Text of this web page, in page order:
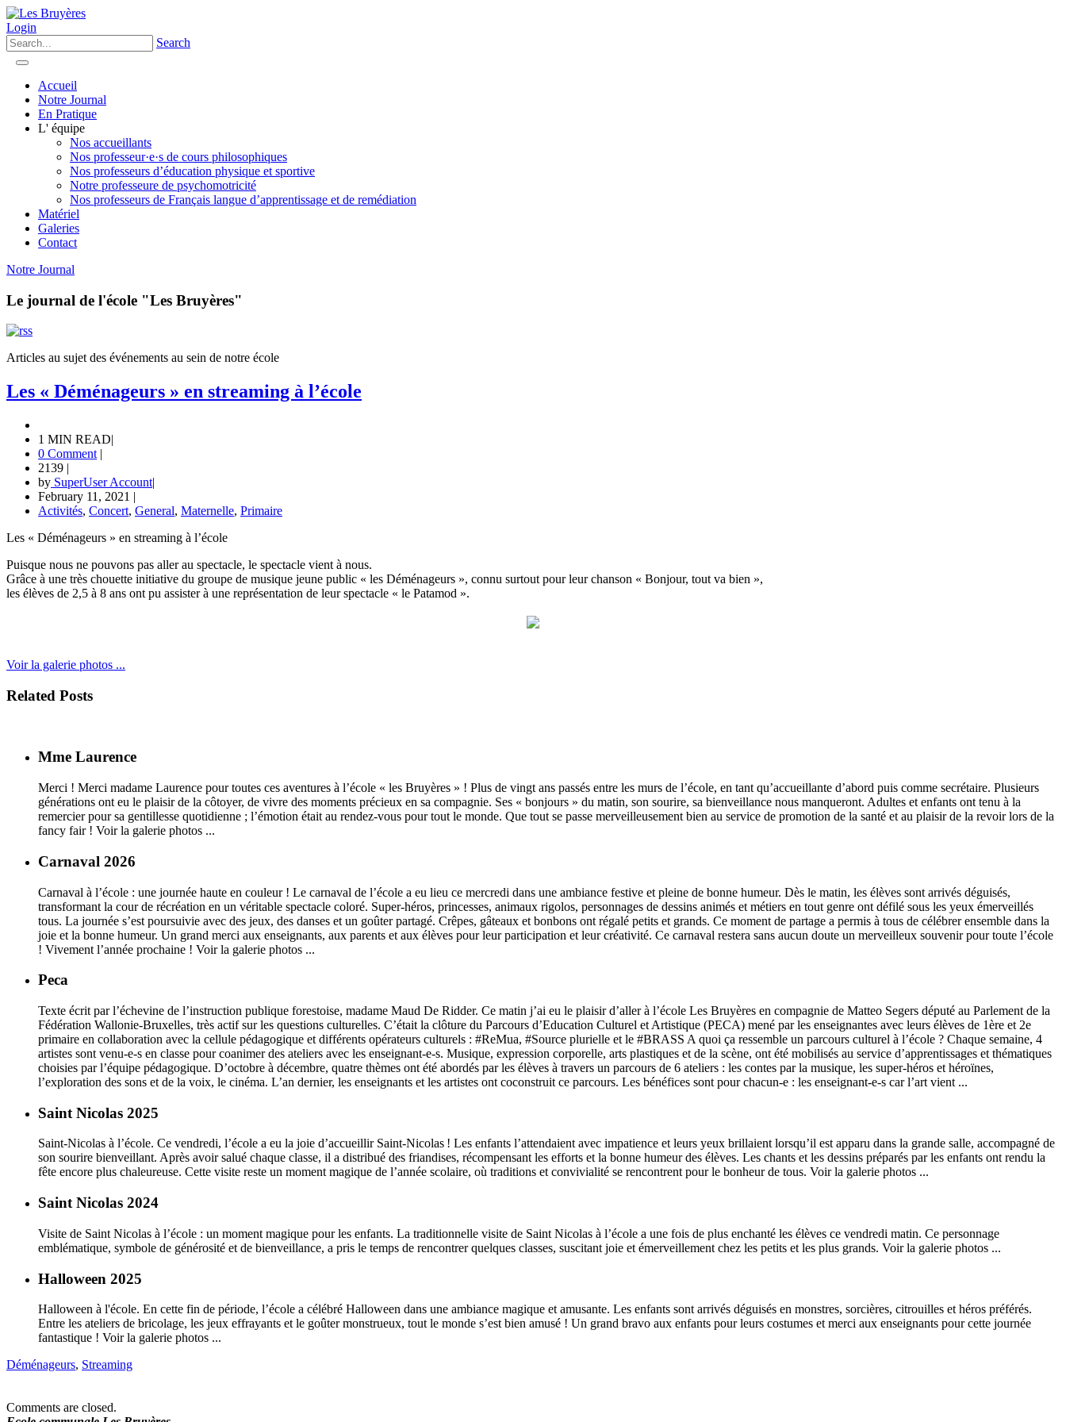
Login
Search
Accueil
Notre Journal
En Pratique
L' équipe
Nos accueillants
Nos professeur·e·s de cours philosophiques
Nos professeurs d’éducation physique et sportive
Notre professeure de psychomotricité
Nos professeurs de Français langue d’apprentissage et de remédiation
Matériel
Galeries
Contact
Notre Journal
Le journal de l'école "Les Bruyères"
Articles au sujet des événements au sein de notre école
Les « Déménageurs » en streaming à l’école
1 MIN READ|
0 Comment |
2139 |
by SuperUser Account|
February 11, 2021 |
Activités, Concert, General, Maternelle, Primaire
Les « Déménageurs » en streaming à l’école
Puisque nous ne pouvons pas aller au spectacle, le spectacle vient à nous.
Grâce à une très chouette initiative du groupe de musique jeune public « les Déménageurs », connu surtout pour leur chanson « Bonjour, tout va bien »,
les élèves de 2,5 à 8 ans ont pu assister à une représentation de leur spectacle « le Patamod ».
Voir la galerie photos ...
Related Posts
Mme Laurence
Merci ! Merci madame Laurence pour toutes ces aventures à l’école « les Bruyères » ! Plus de vingt ans passés entre les murs de l’école, en tant qu’accueillante d’abord puis comme secrétaire. Plusieurs
générations ont eu le plaisir de la côtoyer, de vivre des moments précieux en sa compagnie. Ses « bonjours » du matin, son sourire, sa bienveillance nous manqueront. Adultes et enfants ont tenu à la
remercier pour sa gentillesse quotidienne ; l’émotion était au rendez-vous pour tout le monde. Que tout se passe merveilleusement bien au service de promotion de la santé et au plaisir de la revoir lors de la
fancy fair ! Voir la galerie photos ...
Carnaval 2026
Carnaval à l’école : une journée haute en couleur ! Le carnaval de l’école a eu lieu ce mercredi dans une ambiance festive et pleine de bonne humeur. Dès le matin, les élèves sont arrivés déguisés,
transformant la cour de récréation en un véritable spectacle coloré. Super-héros, princesses, animaux rigolos, personnages de dessins animés et métiers en tout genre ont défilé sous les yeux émerveillés
tous. La journée s’est poursuivie avec des jeux, des danses et un goûter partagé. Crêpes, gâteaux et bonbons ont régalé petits et grands. Ce moment de partage a permis à tous de célébrer ensemble dans la
joie et la bonne humeur. Un grand merci aux enseignants, aux parents et aux élèves pour leur participation et leur créativité. Ce carnaval restera sans aucun doute un merveilleux souvenir pour toute l’école
! Vivement l’année prochaine ! Voir la galerie photos ...
Peca
Texte écrit par l’échevine de l’instruction publique forestoise, madame Maud De Ridder. Ce matin j’ai eu le plaisir d’aller à l’école Les Bruyères en compagnie de Matteo Segers député au Parlement de la
Fédération Wallonie-Bruxelles, très actif sur les questions culturelles. C’était la clôture du Parcours d’Education Culturel et Artistique (PECA) mené par les enseignantes avec leurs élèves de 1ère et 2e
primaire en collaboration avec la cellule pédagogique et différents opérateurs culturels : #ReMua, #Source plurielle et le #BRASS A quoi ça ressemble un parcours culturel à l’école ? Chaque semaine, 4
artistes sont venu-e-s en classe pour coanimer des ateliers avec les enseignant-e-s. Musique, expression corporelle, arts plastiques et de la scène, ont été mobilisés au service d’apprentissages et thématiques
choisies par l’équipe pédagogique. D’octobre à décembre, quatre thèmes ont été abordés par les élèves à travers un parcours de 6 ateliers : les contes par la musique, les super-héros et héroïnes,
l’exploration des sons et de la voix, le cinéma. L’an dernier, les enseignants et les artistes ont coconstruit ce parcours. Les bénéfices sont pour chacun-e : les enseignant-e-s car l’art vient ...
Saint Nicolas 2025
Saint-Nicolas à l’école. Ce vendredi, l’école a eu la joie d’accueillir Saint-Nicolas ! Les enfants l’attendaient avec impatience et leurs yeux brillaient lorsqu’il est apparu dans la grande salle, accompagné de
son sourire bienveillant. Après avoir salué chaque classe, il a distribué des friandises, récompensant les efforts et la bonne humeur des élèves. Les chants et les dessins préparés par les enfants ont rendu la
fête encore plus chaleureuse. Cette visite reste un moment magique de l’année scolaire, où traditions et convivialité se rencontrent pour le bonheur de tous. Voir la galerie photos ...
Saint Nicolas 2024
Visite de Saint Nicolas à l’école : un moment magique pour les enfants. La traditionnelle visite de Saint Nicolas à l’école a une fois de plus enchanté les élèves ce vendredi matin. Ce personnage
emblématique, symbole de générosité et de bienveillance, a pris le temps de rencontrer quelques classes, suscitant joie et émerveillement chez les petits et les plus grands. Voir la galerie photos ...
Halloween 2025
Halloween à l'école. En cette fin de période, l’école a célébré Halloween dans une ambiance magique et amusante. Les enfants sont arrivés déguisés en monstres, sorcières, citrouilles et héros préférés.
Entre les ateliers de bricolage, les jeux effrayants et le goûter monstrueux, tout le monde s’est bien amusé ! Un grand bravo aux enfants pour leurs costumes et merci aux enseignants pour cette journée
fantastique ! Voir la galerie photos ...
Déménageurs, Streaming
Comments are closed.